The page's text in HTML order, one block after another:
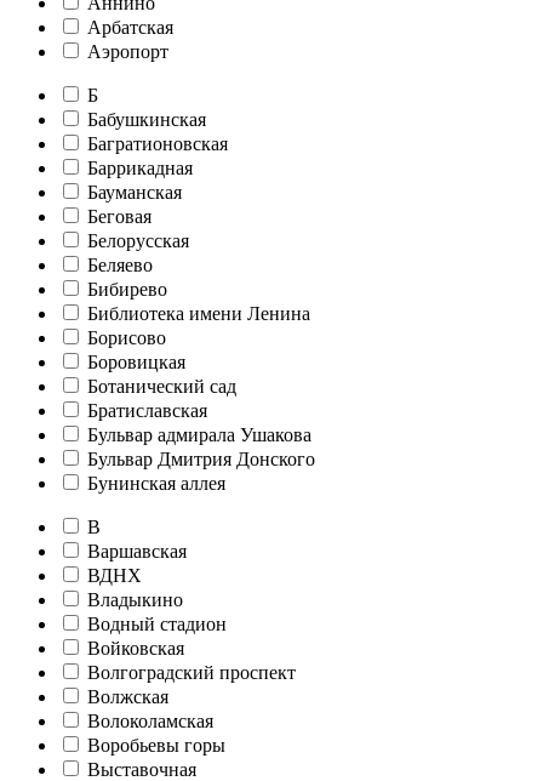
Арбатская
Аэропорт
Б
Бабушкинская
Багратионовская
Баррикадная
Бауманская
Беговая
Белорусская
Беляево
Бибирево
Библиотека имени Ленина
Борисово
Боровицкая
Ботанический сад
Братиславская
Бульвар адмирала Ушакова
Бульвар Дмитрия Донского
Бунинская аллея
В
Варшавская
ВДНХ
Владыкино
Водный стадион
Войковская
Волгоградский проспект
Волжская
Волоколамская
Воробьевы горы
Выставочная